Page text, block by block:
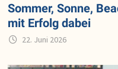
Sommer, Sonne,
mit Erfolg dabei
22. Juni 2026